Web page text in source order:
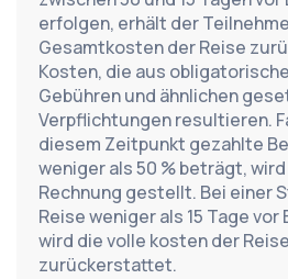
erfolgen, erhält der
Gesamtkosten der Reise
Kosten, die aus
Gebühren und ähnlichen
Verpflichtungen resultieren.
diesem Zeitpunkt gezahlte
weniger als 50 % beträgt,
Rechnung gestellt. Bei einer
Reise weniger als 15 Tage vor
wird die volle kosten der
zurückerstattet.